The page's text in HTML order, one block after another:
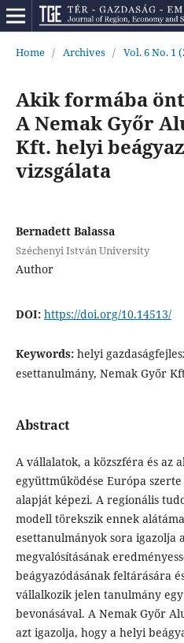
Home / Archives / Vol. 6 No. 1
Akik formába
A Nemak Győr
Kft. helyi
vizsgálata
Bernadett Balassa
Széchenyi István University
Author
DOI: https://doi.org/10.14513/
Keywords: helyi
esettanulmány, Nemak Győr
Abstract
A vállalatok, a közszféra és az
együttműködése Európa
alapját képezi. A regionális
modell törekszik ennek
esettanulmányok sora igazolja
megvalósításának
beágyazódásának feltárására
vállalkozik jelen tanulmány
bevonásával. A Nemak Győr
azt igazolja, hogy a helyi